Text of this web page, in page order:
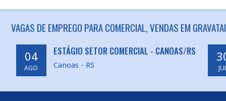
VAGAS DE EMPREGO PARA COMERCIAL, VENDAS EM
04
AGO
ESTÁGIO SETOR COMERCIAL - CANOAS/RS
Canoas - RS